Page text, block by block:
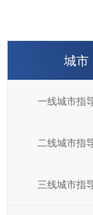
城市
一线城市指
二线城市指
三线城市指